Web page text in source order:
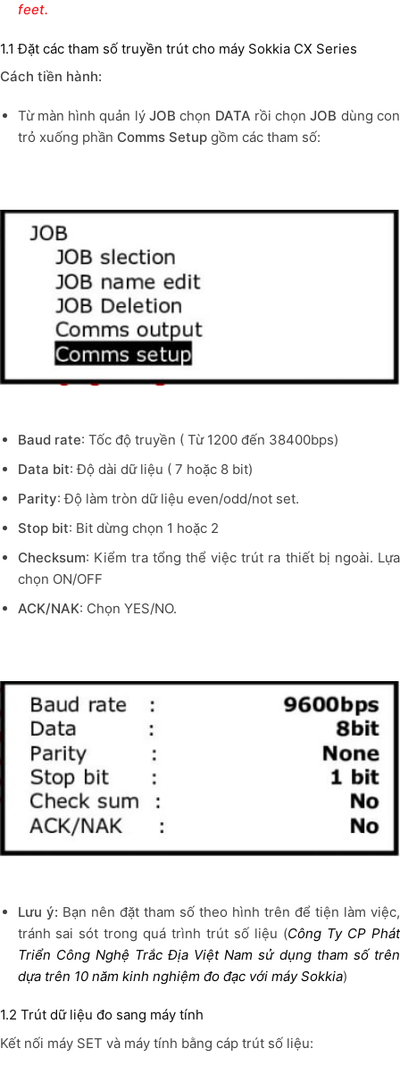
feet.
1.1 Đặt các tham số truyền trút cho máy Sokkia CX Series
Cách tiền hành:
Từ màn hình quản lý JOB chọn DATA rồi chọnJOB dùng con
trỏ xuống phần Comms Setupgồm các tham số:
Baud rate: Tốc độ truyền ( Từ 1200 đến 38400bps)
Data bit: Độ dài dữ liệu ( 7 hoặc 8 bit)
Parity: Độ làm tròn dữ liệu even/odd/not set.
Stop bit: Bit dừng chọn 1 hoặc 2
Checksum: Kiểm tra tổng thể việc trút ra thiết bị ngoài. Lựa
chọn ON/OFF
ACK/NAK: Chọn YES/NO.
Lưu ý: Bạn nên đặt tham số theo hình trên để tiện làm việc,
tránh sai sót trong quá trình trút số liệu (Công Ty CP Phát
Triển Công Nghệ Trắc Địa Việt Nam sử dụng tham số trên
dựa trên 10 năm kinh nghiệm đo đạc với máy Sokkia)
1.2 Trút dữ liệu đo sang máy tính
Kết nối máy SET và máy tính bằng cáp trút số liệu: